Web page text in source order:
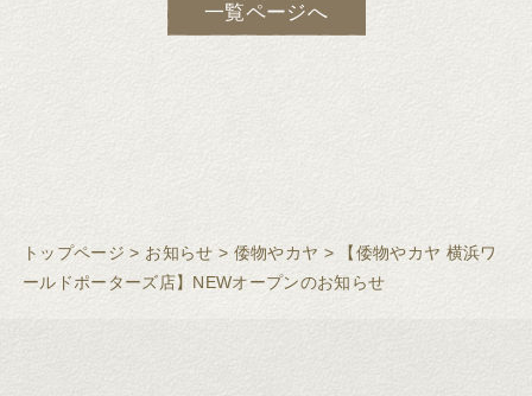
一覧ページへ
トップページ > お知らせ > 倭物やカヤ >
【倭物やカヤ 横浜ワ
ールドポーターズ店】NEWオープンのお知らせ